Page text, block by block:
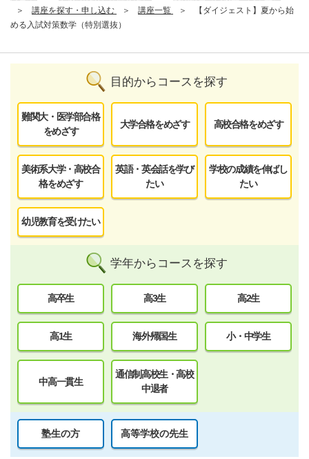
講座を探す・申し込む
講座一覧
【ダイジェスト】夏から始
める入試対策数学（特別選抜）
目的からコースを探す
難関大・医学部合格
をめざす
大学合格をめざす 高校合格をめざす
美術系大学・高校合
格をめざす
英語・英会話を学び
たい
学校の成績を伸ばし
たい
幼児教育を受けたい
学年からコースを探す
高卒生 高3生 高2生
高1生 海外帰国生 小・中学生
中高一貫生
通信制高校生・高校
中退者
塾生の方 高等学校の先生